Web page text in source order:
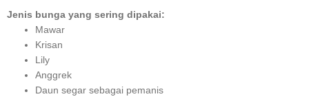
Jenis bunga yang sering dipakai:
Mawar
Krisan
Lily
Anggrek
Daun segar sebagai pemanis